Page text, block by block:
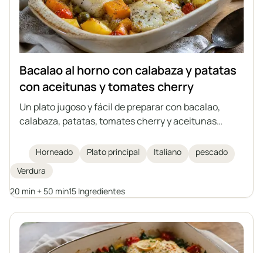
Bacalao al horno con calabaza y patatas
con aceitunas y tomates cherry
Un plato jugoso y fácil de preparar con bacalao,
calabaza, patatas, tomates cherry y aceitunas
plato ideal para los días de otoño e invierno,
inspirado en la cocina italiana. Una cazuela que no
requiere guarniciones adicionales, llena de verduras
y hierbas aromáticas.
Horneado Plato principal Italiano
pescado
Verdura
20 min + 50 min15 Ingredientes